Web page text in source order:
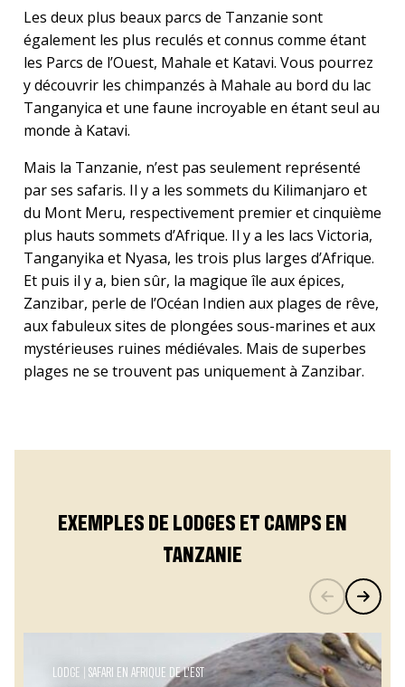
Les deux plus beaux parcs de Tanzanie sont
également les plus reculés et connus comme étant
les Parcs de l’Ouest, Mahale et Katavi. Vous pourrez
y découvrir les chimpanzés à Mahale au bord du lac
Tanganyica et une faune incroyable en étant seul au
monde à Katavi.
Mais la Tanzanie, n’est pas seulement représenté
par ses safaris. Il y a les sommets du Kilimanjaro et
du Mont Meru, respectivement premier et cinquième
plus hauts sommets d’Afrique. Il y a les lacs Victoria,
Tanganyika et Nyasa, les trois plus larges d’Afrique.
Et puis il y a, bien sûr, la magique île aux épices,
Zanzibar, perle de l’Océan Indien aux plages de rêve,
aux fabuleux sites de plongées sous-marines et aux
mystérieuses ruines médiévales. Mais de superbes
plages ne se trouvent pas uniquement à Zanzibar.
EXEMPLES DE LODGES ET CAMPS EN
TANZANIE
LODGE SAFARI EN AFRIQUE DE L'EST